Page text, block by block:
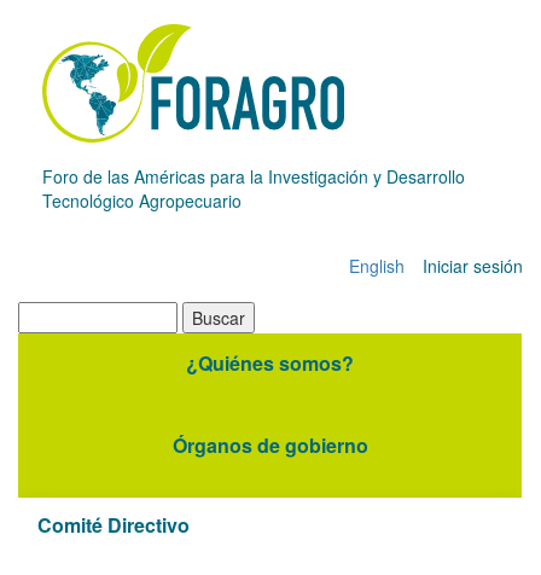
contenido
principal
Foro de las Américas para la Investigación y Desarrollo
Tecnológico Agropecuario
cuenta
Iniciar sesión
English
¿Quiénes somos?
Órganos de gobierno
Comité Directivo